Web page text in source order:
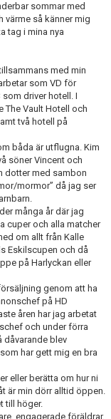
sommar med
värme så känner mig
tag i mina nya
med min
som VD för
driver hotell. I
The Vault Hotell och
två hotell på
båda är utflugna. Kim
söner Vincent och
dotter med sambon
mormor” då jag ser
många år där jag
cuper och alla matcher
om allt från Kalle
Eskilscupen och då
på Harlyckan eller
genom att ha
på HD
åren har jag arbetat
och under förra
dåvarande blev
har gett mig en bra
eller berätta om hur ni
är min dörr alltid öppen.
till höger.
engagerade föräldrar,